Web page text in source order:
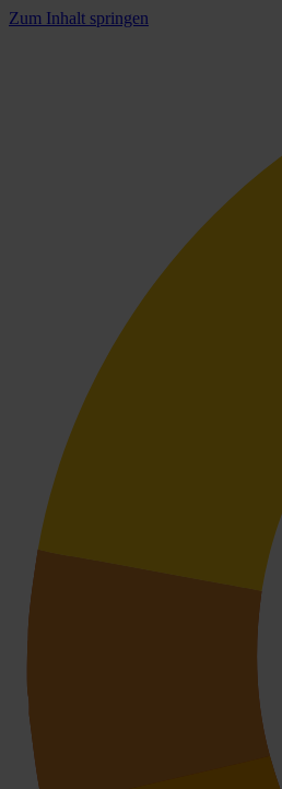
Zum Inhalt springen